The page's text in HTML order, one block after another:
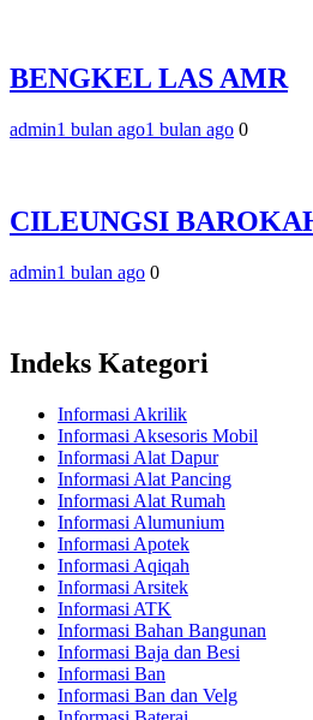
BENGKEL LAS AMR
admin1 bulan ago1 bulan ago 0
CILEUNGSI
admin1 bulan ago 0
Indeks Kategori
Informasi Akrilik
Informasi Aksesoris Mobil
Informasi Alat Dapur
Informasi Alat Pancing
Informasi Alat Rumah
Informasi Alumunium
Informasi Apotek
Informasi Aqiqah
Informasi Arsitek
Informasi ATK
Informasi Bahan Bangunan
Informasi Baja dan Besi
Informasi Ban
Informasi Ban dan Velg